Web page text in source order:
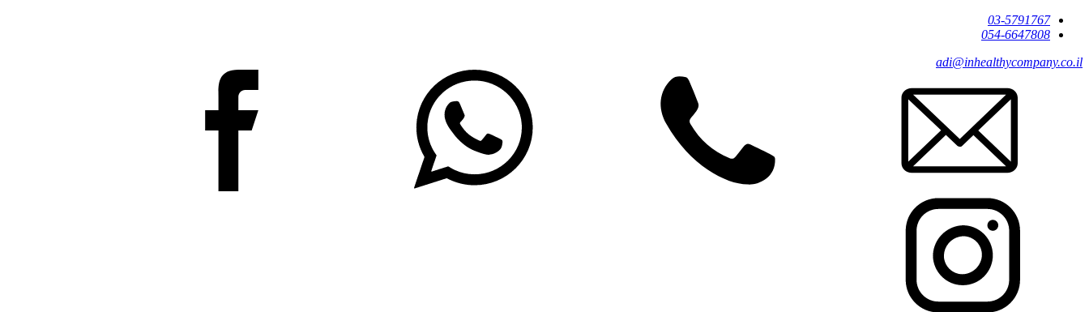
03-5791767
054-6647808
adi@inhealthycompany.co.il